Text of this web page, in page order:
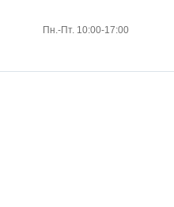
Пн.-Пт. 10:00-17:00